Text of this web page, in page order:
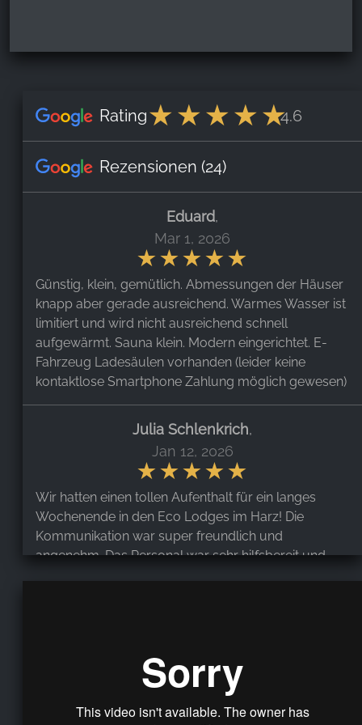
Rating 4.6
Rezensionen (24)
Eduard,
Mar 1, 2026
Günstig, klein, gemütlich. Abmessungen der Häuser
knapp aber gerade ausreichend. Warmes Wasser ist
limitiert und wird nicht ausreichend schnell
aufgewärmt. Sauna klein. Modern eingerichtet. E-
Fahrzeug Ladesäulen vorhanden (leider keine
kontaktlose Smartphone Zahlung möglich gewesen)
Julia Schlenkrich,
Jan 12, 2026
Wir hatten einen tollen Aufenthalt für ein langes
Wochenende in den Eco Lodges im Harz! Die
Kommunikation war super freundlich und
angenehm. Das Personal war sehr hilfsbereit und
hatten. Die Häuser sind schön und gemütlich
eingerichtet. Wir hatten einen tollen Aufenthalt!